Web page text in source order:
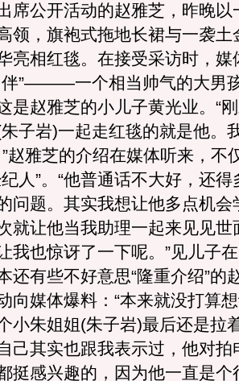
公开活动的赵雅芝，昨晚以
领，旗袍式拖地长裙与一袭土
亮相红毯。在接受采访时，媒
伴”———一个相当帅气的大男
是赵雅芝的小儿子黄光业。“
子岩)一起走红毯的就是他。
赵雅芝的介绍在媒体听来，不
人”。“他普通话不大好，还
问题。其实我想让他多点机会
就让他当我助理一起来见见世
我也惊讶了一下呢。”见儿子
还有些不好意思“隆重介绍”的
向媒体爆料：“本来就没打算
小朱姐姐(朱子岩)最后还是拉
己其实也跟我表示过，他对拍
挺感兴趣的，因为他一直是个